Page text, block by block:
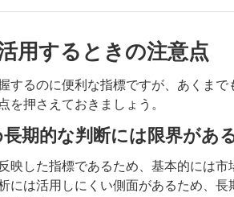
用するときの注意点
するのに便利な指標ですが、あくま
を押さえておきましょう。
期的な判断には限界があ
映した指標であるため、基本的には市
には活用しにくい側面があるため、